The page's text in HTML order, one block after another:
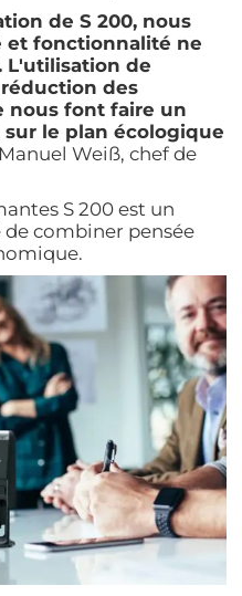
de S 200, nous
et fonctionnalité ne
L'utilisation de
réduction des
nous font faire un
sur le plan écologique
Manuel Weiß, chef de
S 200 est un
de combiner pensée
.